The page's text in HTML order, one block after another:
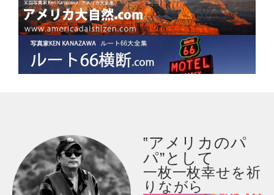
‟アメリカのパ
パ”として
一枚一枚幸せを祈
りながら